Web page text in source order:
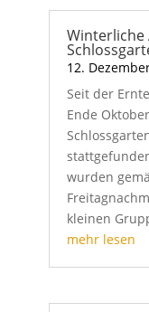
Winterliche
12.
Seit der
Ende
wurden
kleinen
mehr lesen